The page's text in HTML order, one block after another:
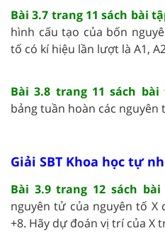
Bài 3.7 trang 11 sách bài
hình cấu tạo của bốn
tố có kí hiệu lần lượt là A1,
Bài 3.8 trang 11 sách bài
bảng tuần hoàn các nguyên
Giải SBT Khoa học tự
Bài 3.9 trang 12 sách bài
nguyên tử của nguyên tố X
+8. Hãy dự đoán vị trí của X